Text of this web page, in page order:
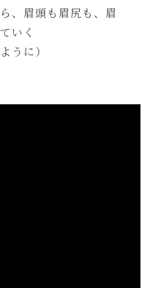
、眉頭も眉尻も、眉
いく
うに）